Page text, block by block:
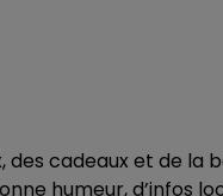
des cadeaux et de
humeur, d’infos